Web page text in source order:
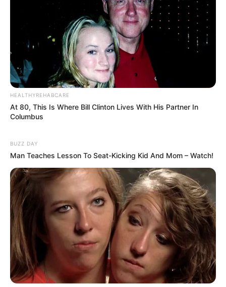
Anti Mainstream, 10 Cara
Membawa Barang Belanjaan
Versi Warga Thailand
Langka Banget! 10 Pose Lucu
Katak yang Bikin Ketawa
Gemes
HEALTHYREHABCARE
At 80, This Is Where Bill Clinton Lives With His Partner In
Columbus
BUZZ DAY
Man Teaches Lesson To Seat-Kicking Kid And Mom – Watch!